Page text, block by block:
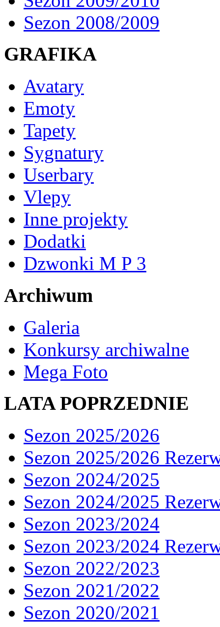
Sezon 2008/2009
GRAFIKA
Avatary
Emoty
Tapety
Sygnatury
Userbary
Vlepy
Inne projekty
Dodatki
Dzwonki M P 3
Archiwum
Galeria
Konkursy archiwalne
Mega Foto
LATA POPRZEDNIE
Sezon 2025/2026
Sezon 2025/2026
Sezon 2024/2025
Sezon 2024/2025
Sezon 2023/2024
Sezon 2023/2024
Sezon 2022/2023
Sezon 2021/2022
Sezon 2020/2021